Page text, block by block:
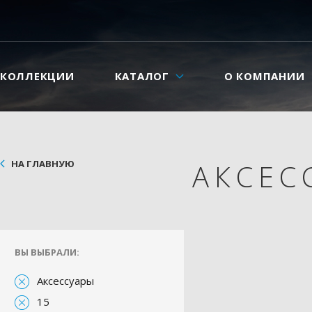
КОЛЛЕКЦИИ КАТАЛОГ О КОМПАНИИ
НА ГЛАВНУЮ
ВЫ ВЫБРАЛИ:
Аксессуары
15